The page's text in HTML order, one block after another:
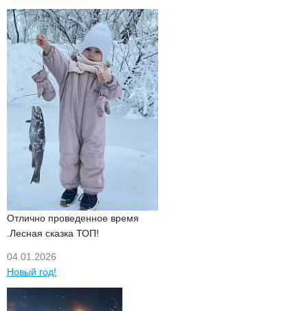
Отлично проведенное время
.Лесная сказка ТОП!
04.01.2026
Новый год!